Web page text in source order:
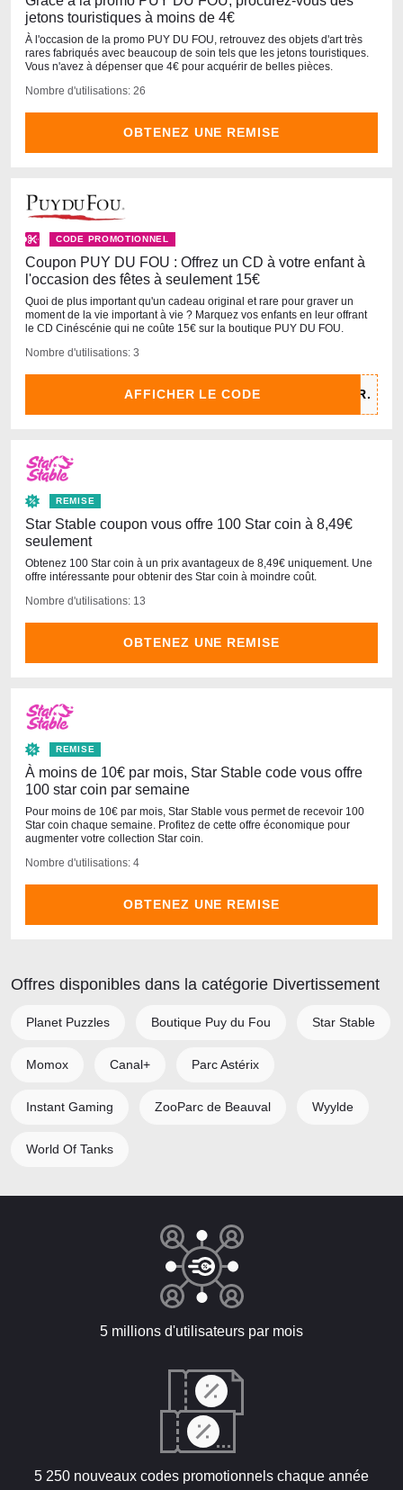
jetons touristiques à moins de 4€
À l'occasion de la promo PUY DU FOU, retrouvez des objets d'art très
rares fabriqués avec beaucoup de soin tels que les jetons touristiques.
Vous n'avez à dépenser que 4€ pour acquérir de belles pièces.
Nombre d'utilisations: 26
OBTENEZ UNE REMISE
CODE PROMOTIONNEL
Coupon PUY DU FOU : Offrez un CD à votre enfant à
l'occasion des fêtes à seulement 15€
Quoi de plus important qu'un cadeau original et rare pour graver un
moment de la vie important à vie ? Marquez vos enfants en leur offrant
le CD Cinéscénie qui ne coûte 15€ sur la boutique PUY DU FOU.
Nombre d'utilisations: 3
AFFICHER LE CODE
REMISE
Star Stable coupon vous offre 100 Star coin à 8,49€
seulement
Obtenez 100 Star coin à un prix avantageux de 8,49€ uniquement. Une
offre intéressante pour obtenir des Star coin à moindre coût.
Nombre d'utilisations: 13
OBTENEZ UNE REMISE
REMISE
À moins de 10€ par mois, Star Stable code vous offre
100 star coin par semaine
Pour moins de 10€ par mois, Star Stable vous permet de recevoir 100
Star coin chaque semaine. Profitez de cette offre économique pour
augmenter votre collection Star coin.
Nombre d'utilisations: 4
OBTENEZ UNE REMISE
Offres disponibles dans la catégorie Divertissement
Planet Puzzles Boutique Puy du Fou Star Stable
Momox Canal+ Parc Astérix
Instant Gaming ZooParc de Beauval Wyylde
World Of Tanks
5 millions d'utilisateurs par mois
5 250 nouveaux codes promotionnels chaque année